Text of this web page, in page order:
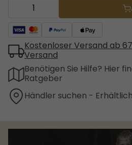
Kostenloser Versand ab
Versand
Benötigen Sie Hilfe? Hier
Ratgeber
Händler suchen -